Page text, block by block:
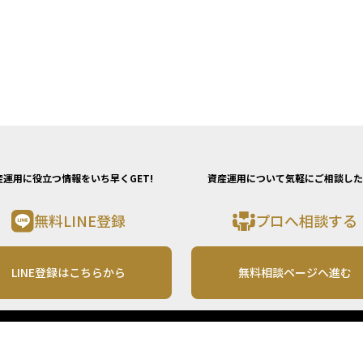
運用に役立つ情報をいち早くGET!
無料LINE登録
LINE登録はこちらから
資産運用について気軽にご相談し
プロへ相談する
無料相談ページへ進む